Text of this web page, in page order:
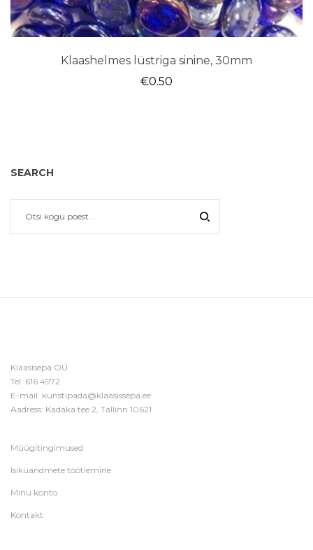
Klaashelmes lüstriga sinine, 30mm
€0.50
SEARCH
Klaasisepa OÜ
Tel: 616 4972
E-mail: kunstipada@klaasissepa.ee
Aadress: Kadaka tee 2, Tallinn 10621
Müügitingimused
Isikuandmete töötlemine
Minu konto
Kontakt